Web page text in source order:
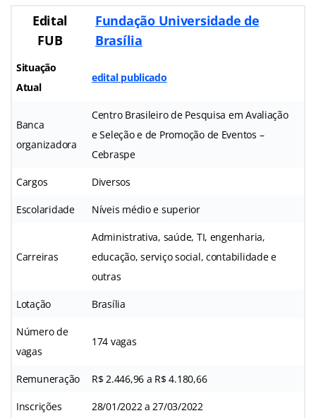
Edital
FUB
Fundação Universidade de
Brasília
Situação
Atual
edital publicado
Banca
organizadora
Centro Brasileiro de Pesquisa em Avaliação
e Seleção e de Promoção de Eventos –
Cebraspe
Cargos Diversos
Escolaridade Níveis médio e superior
Carreiras
Administrativa, saúde, TI, engenharia,
educação, serviço social, contabilidade e
outras
Lotação Brasília
Número de
vagas
174 vagas
Remuneração R$ 2.446,96 a R$ 4.180,66
Inscrições 28/01/2022 a 27/03/2022